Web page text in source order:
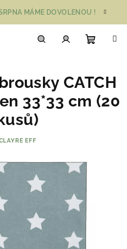
MÁME DOVOLENOU !
košík
CATCH
33*33 cm (20
EFF